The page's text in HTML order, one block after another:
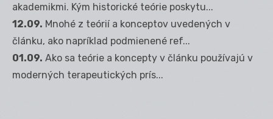
akademikmi. Kým historické teórie poskytu...
12.09. Mnohé z teórií a konceptov uvedených v
článku, ako napríklad podmienené ref...
01.09. Ako sa teórie a koncepty v článku používajú v
moderných terapeutických prís...